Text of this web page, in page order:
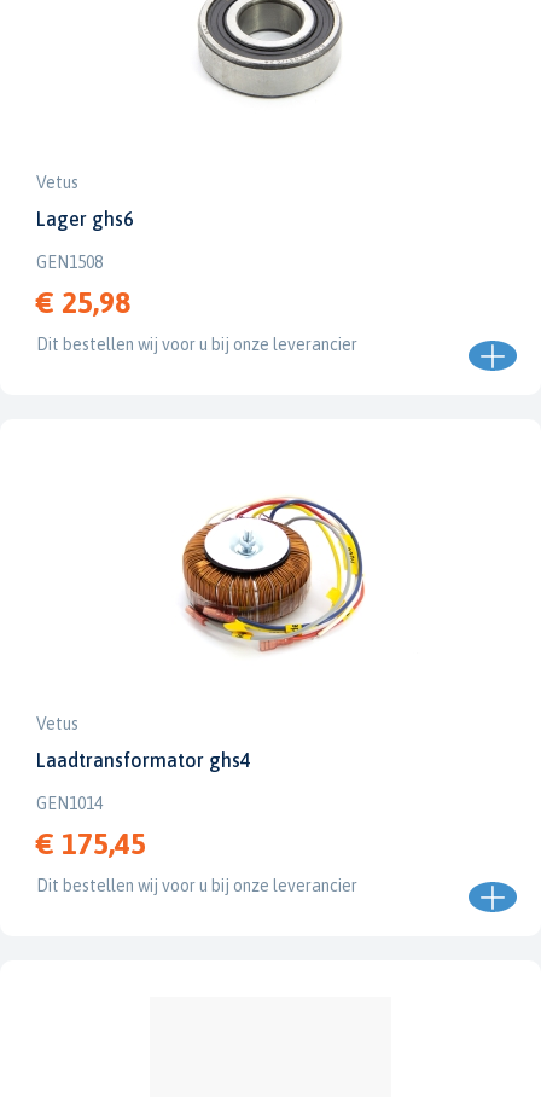
Vetus
Lager ghs6
GEN1508
€ 25,98
Dit bestellen wij voor u bij onze leverancier
Vetus
Laadtransformator ghs4
GEN1014
€ 175,45
Dit bestellen wij voor u bij onze leverancier